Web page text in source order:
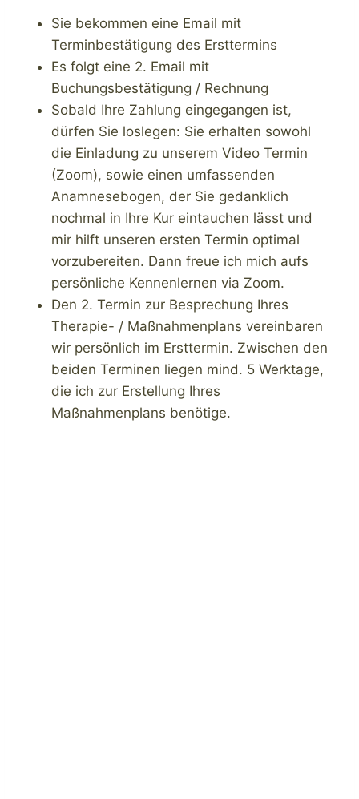
Sie bekommen eine Email mit
Terminbestätigung des Ersttermins
Es folgt eine 2. Email mit
Buchungsbestätigung / Rechnung
Sobald Ihre Zahlung eingegangen ist,
dürfen Sie loslegen: Sie erhalten sowohl
die Einladung zu unserem Video Termin
(Zoom), sowie einen umfassenden
Anamnesebogen, der Sie gedanklich
nochmal in Ihre Kur eintauchen lässt und
mir hilft unseren ersten Termin optimal
vorzubereiten. Dann freue ich mich aufs
persönliche Kennenlernen via Zoom.
Den 2. Termin zur Besprechung Ihres
Therapie- / Maßnahmenplans vereinbaren
wir persönlich im Ersttermin. Zwischen den
beiden Terminen liegen mind. 5 Werktage,
die ich zur Erstellung Ihres
Maßnahmenplans benötige.